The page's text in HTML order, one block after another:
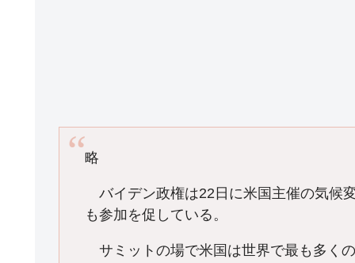
略
バイデン政権は22日に米国主催の気候
も参加を促している。
サミットの場で米国は世界で最も多く